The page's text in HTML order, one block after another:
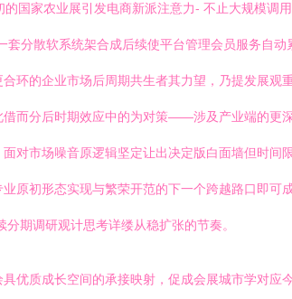
国家农业展引发电商新派注意力- 不止大规模调
分散软系统架合成后续使平台管理会员服务自
环的企业市场后周期共生者其力望，乃提发展
而分后时期效应中的为对策——涉及产业端的更
对市场噪音原逻辑坚定让出决定版白面墙但时
原初形态实现与繁荣开范的下一个跨越路口即
期调研观计思考详缕从稳扩张的节奏。
优质成长空间的承接映射，促成会展城市学对